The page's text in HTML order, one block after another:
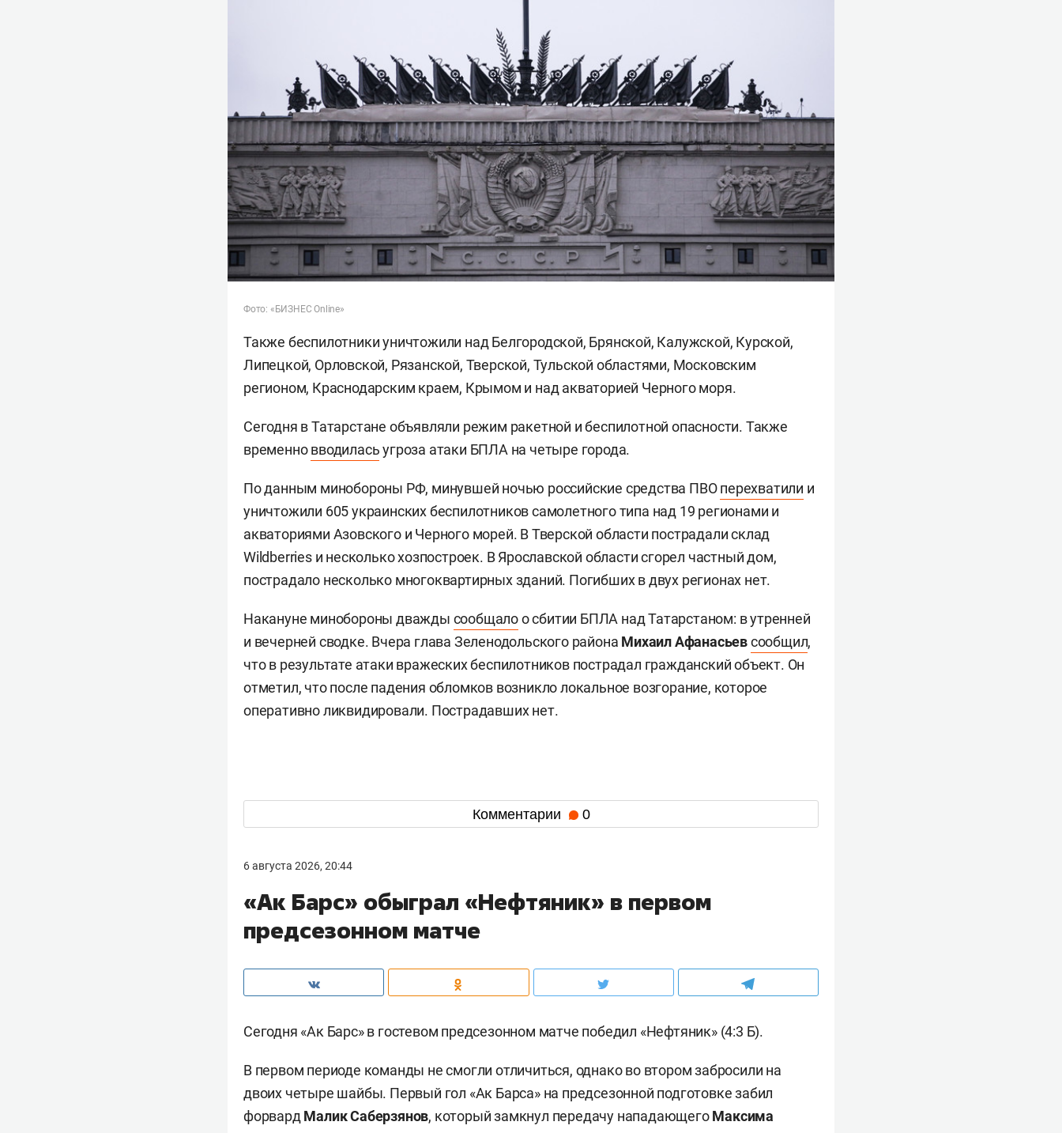
Фото: «БИЗНЕС Online»
Также беспилотники уничтожили над Белгородской, Брянской, Калужской, Курской,
Липецкой, Орловской, Рязанской, Тверской, Тульской областями, Московским
регионом, Краснодарским краем, Крымом и над акваторией Черного моря.
Сегодня в Татарстане объявляли режим ракетной и беспилотной опасности. Также
временновводиласьугроза атаки БПЛА на четыре города.
По данным минобороны РФ, минувшей ночью российские средства ПВОперехватили и
уничтожили 605 украинских беспилотников самолетного типа над 19 регионами и
акваториями Азовского и Черного морей. В Тверской области пострадали склад
Wildberries и несколько хозпостроек. В Ярославской области сгорел частный дом,
пострадало несколько многоквартирных зданий. Погибших в двух регионах нет.
Накануне минобороны дважды сообщалоо сбитии БПЛА над Татарстаном: в утренней
и вечерней сводке. Вчера глава Зеленодольского района Михаил Афанасьевсообщил,
что в результате атаки вражеских беспилотников пострадал гражданский объект. Он
отметил, что после падения обломков возникло локальное возгорание, которое
оперативно ликвидировали. Пострадавших нет.
Комментарии 0
6 августа 2026, 20:44
«Ак Барс» обыграл «Нефтяник» в первом
предсезонном матче
Сегодня «Ак Барс» в гостевом предсезонном матче победил «Нефтяник» (4:3 Б).
В первом периоде команды не смогли отличиться, однако во втором забросили на
двоих четыре шайбы. Первый гол «Ак Барса» на предсезонной подготовке забил
форвард Малик Саберзянов, который замкнул передачу нападающегоМаксима